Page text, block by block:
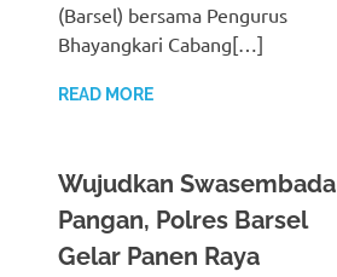
(Barsel) bersama Pengurus
Bhayangkari Cabang[…]
READ MORE
Wujudkan Swasembada
Pangan, Polres Barsel
Gelar Panen Raya